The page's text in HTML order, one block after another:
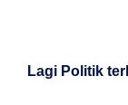
Lagi Politik